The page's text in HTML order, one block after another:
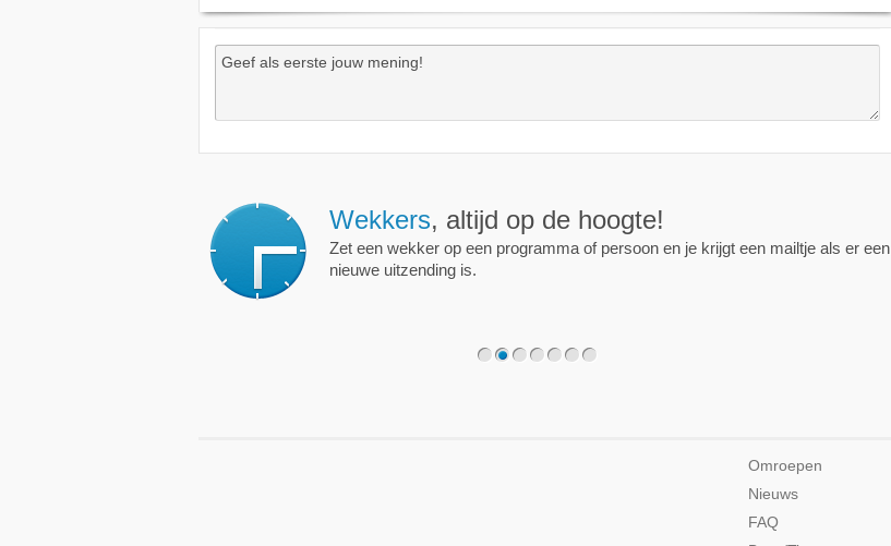
Wekkers, altijd op de hoogte!
Zet een wekker op een programma of persoon en je krijgt een mailtje als er een
nieuwe uitzending is.
Omroepen
Nieuws
FAQ